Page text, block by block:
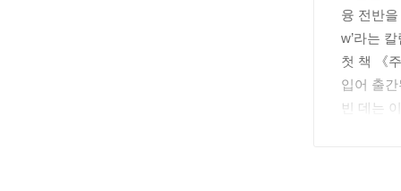
융 전반
w’라는
첫 책 《
입어 출
빈 데는